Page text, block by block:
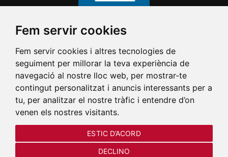
Fem servir cookies
Fem servir cookies i altres tecnologies de
seguiment per millorar la teva experiència de
navegació al nostre lloc web, per mostrar-te
contingut personalitzat i anuncis interessants per a
tu, per analitzar el nostre tràfic i entendre d’on
venen els nostres visitants.
ESTIC D’ACORD
DECLINO